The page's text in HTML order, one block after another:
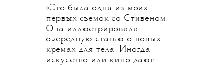
«Это была одна из моих
первых съемок со Стивеном.
Она иллюстрировала
очередную статью о новых
кремах для тела. Иногда
искусство или кино дают